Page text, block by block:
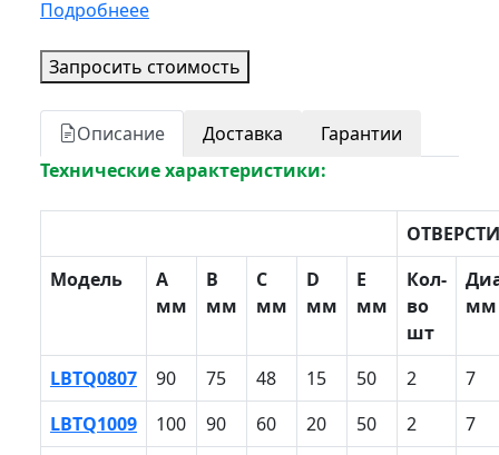
Подробнеее
Запросить стоимость
Описание Доставка
Гарантии
Технические характеристики:
Модель
A
мм
B
мм
С
мм
D
мм
E
мм
Кол-
во
шт
мм
LBTQ0807 90 75 48 15 50 2
7
LBTQ1009
100 90 60 20 50 2
7